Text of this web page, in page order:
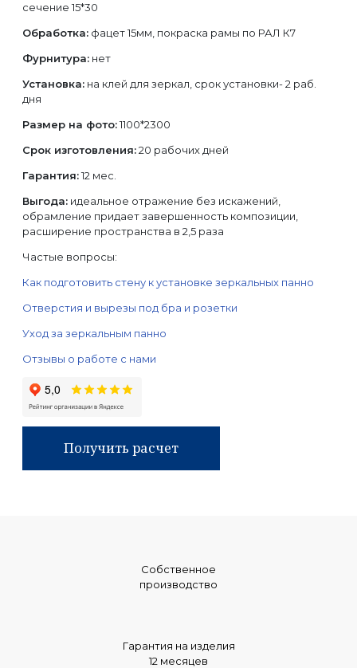
сечение 15*30
Обработка: фацет 15мм, покраска рамы по РАЛ К7
Фурнитура: нет
Установка: на клей для зеркал, срок установки- 2 раб.
дня
Размер на фото:1100*2300
Срок изготовления:20 рабочих дней
Гарантия:12 мес.
Выгода: идеальное отражение без искажений,
обрамление придает завершенность композиции,
расширение пространства в 2,5 раза
Частые вопросы:
Как подготовить стену к установке зеркальных панно
Отверстия и вырезы под бра и розетки
Уход за зеркальным панно
Отзывы о работе с нами
Получить расчет
Собственное
производство
Гарантия на изделия
12 месяцев